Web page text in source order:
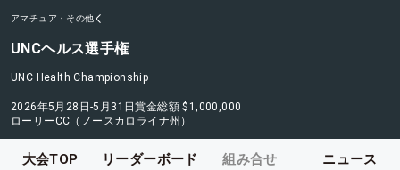
アマチュア・その他
UNCヘルス選手権
UNC Health Championship
2026年5月28日-5月31日賞金総額 $1,000,000
ローリーCC（ノースカロライナ州）
大会TOP リーダーボード 組み合せ ニュース